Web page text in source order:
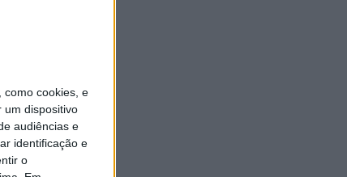
como cookies, e
um dispositivo
audiências e
identificação e
o